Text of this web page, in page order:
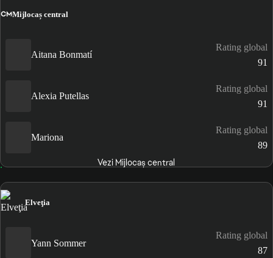
CMMijlocaș central
Aitana Bonmatí
Rating global
91
Alexia Putellas
Rating global
91
Mariona
Rating global
89
Vezi Mijlocaș central
Elveţia
Yann Sommer
Rating global
87